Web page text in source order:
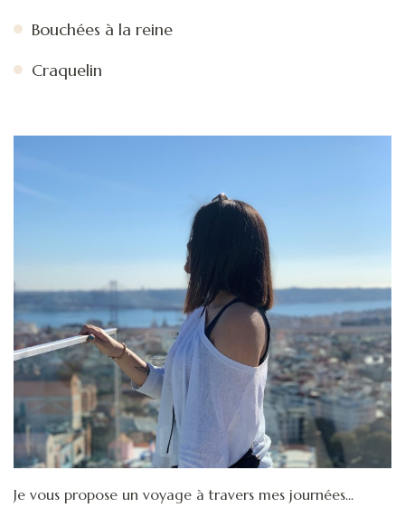
Bouchées à la reine
Craquelin
Je vous propose un voyage à travers mes journées...